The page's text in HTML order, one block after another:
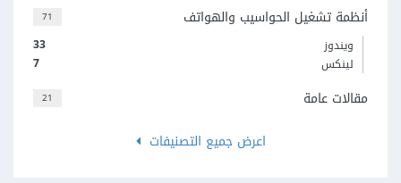
71 أنظمة تشغيل الحواسيب والهواتف
33
ويندوز
7
لينكس
21
مقالات عامة
اعرض جميع التصنيفات